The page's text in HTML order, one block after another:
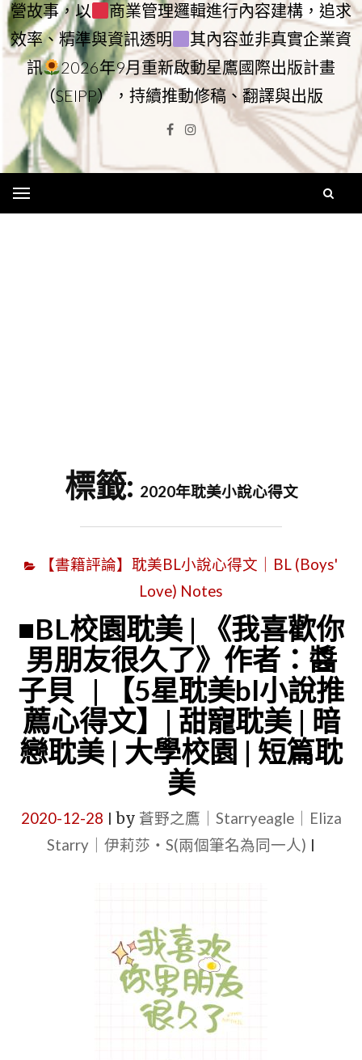
營故事，以
商業管理邏輯進行內容建構，追求
效率、精準與資訊透明
其內容並非真實企業資
訊
2026年9月重新啟動星鷹國際出版計畫
（SEIPP），持續推動修稿、翻譯與出版
Facebook
Instagram
標籤: 2020年耽美小說心得文
【書籍評論】耽美BL小說心得文｜BL (Boys'
Love) Notes
■BL校園耽美 | 《我喜歡你
男朋友很久了》作者：醬
子貝 | 【5星耽美bl小說推
薦心得文】| 甜寵耽美 | 暗
戀耽美 | 大學校園 | 短篇耽
美
2020-12-28 by 蒼野之鷹｜Starryeagle｜Eliza
Starry｜伊莉莎・S(兩個筆名為同一人)